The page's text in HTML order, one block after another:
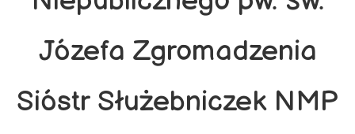
Józefa Zgromadzenia
Sióstr Służebniczek NMP